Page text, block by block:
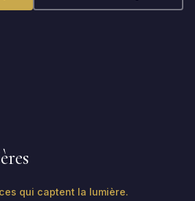
qui captent la lumière.